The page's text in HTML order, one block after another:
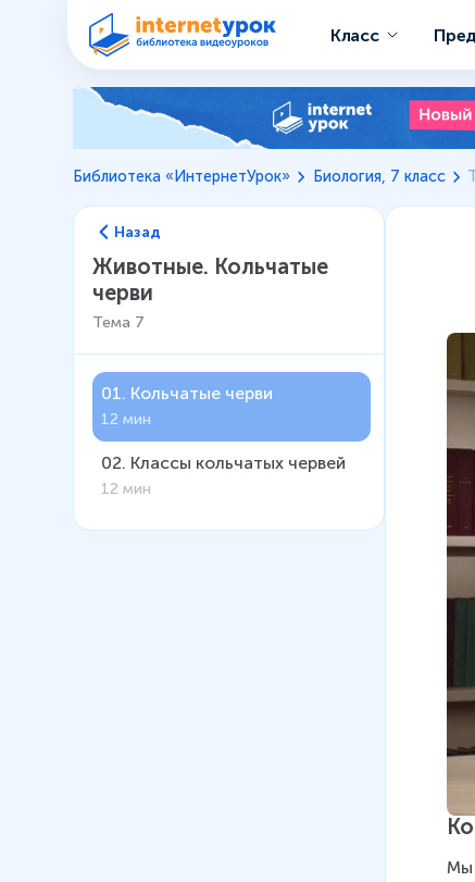
Класс
Библиотека «ИнтернетУрок» Биология, 7 класс
Назад
Животные. Кольчатые
черви
Тема 7
01. Кольчатые черви
12 мин
02. Классы кольчатых червей
12 мин
Мы